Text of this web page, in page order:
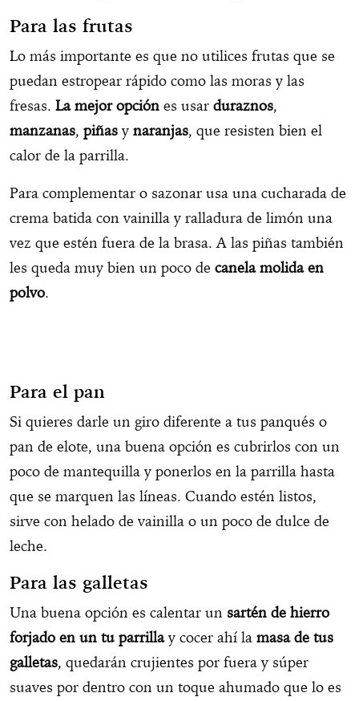
Para las frutas
Lo más importante es que no utilices frutas que se
puedan estropear rápido como las moras y las
fresas. La mejor opción es usar duraznos,
manzanas, piñas y naranjas, que resisten bien el
calor de la parrilla.
Para complementar o sazonar usa una cucharada de
crema batida con vainilla y ralladura de limón una
vez que estén fuera de la brasa. A las piñas también
les queda muy bien un poco de canela molida en
polvo.
Para el pan
Si quieres darle un giro diferente a tus panqués o
pan de elote, una buena opción es cubrirlos con un
poco de mantequilla y ponerlos en la parrilla hasta
que se marquen las líneas. Cuando estén listos,
sirve con helado de vainilla o un poco de dulce de
leche.
Para las galletas
Una buena opción es calentar un sartén de hierro
forjado en un tu parrillay cocer ahí la masa de tus
galletas, quedarán crujientes por fuera y súper
suaves por dentro con un toque ahumado que lo es